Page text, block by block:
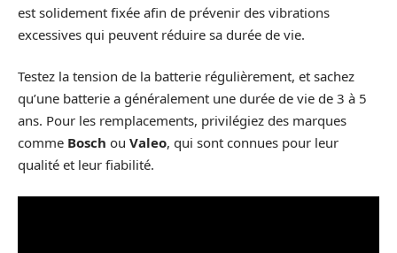
est solidement fixée afin de prévenir des vibrations
excessives qui peuvent réduire sa durée de vie.
Testez la tension de la batterie régulièrement, et sachez
qu’une batterie a généralement une durée de vie de 3 à 5
ans. Pour les remplacements, privilégiez des marques
comme Bosch ou Valeo, qui sont connues pour leur
qualité et leur fiabilité.